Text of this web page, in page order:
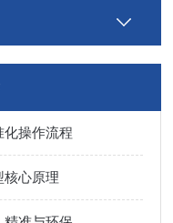
化操作流程
核心原理